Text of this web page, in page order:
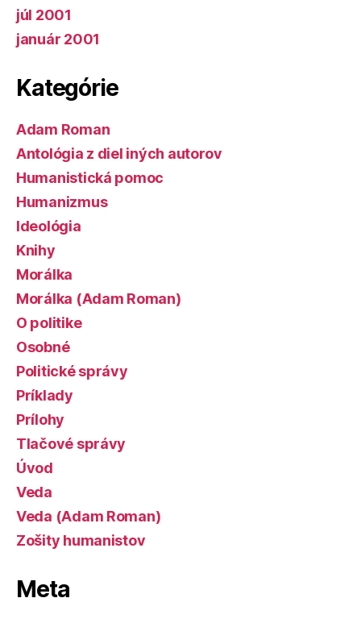
júl 2001
január 2001
Kategórie
Adam Roman
Antológia z diel iných autorov
Humanistická pomoc
Humanizmus
Ideológia
Knihy
Morálka
Morálka (Adam Roman)
O politike
Osobné
Politické správy
Príklady
Prílohy
Tlačové správy
Úvod
Veda
Veda (Adam Roman)
Zošity humanistov
Meta